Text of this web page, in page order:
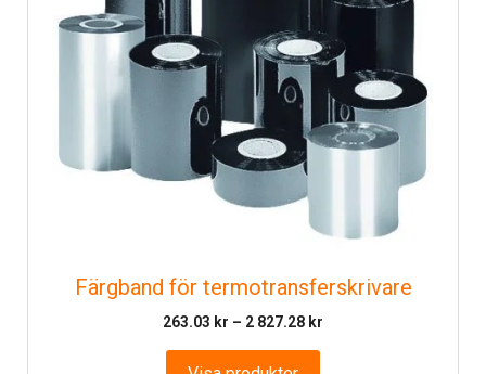
Färgband för termotransferskrivare
263.03 kr – 2 827.28 kr